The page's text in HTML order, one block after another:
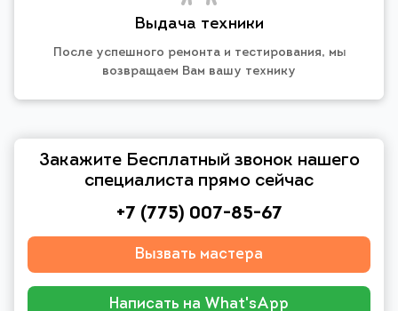
Выдача техники
После успешного ремонта и тестирования, мы
возвращаем Вам вашу технику
Закажите Бесплатный звонок нашего
специалиста прямо сейчас
+7 (775) 007-85-67
Вызвать мастера
Написать на What'sApp